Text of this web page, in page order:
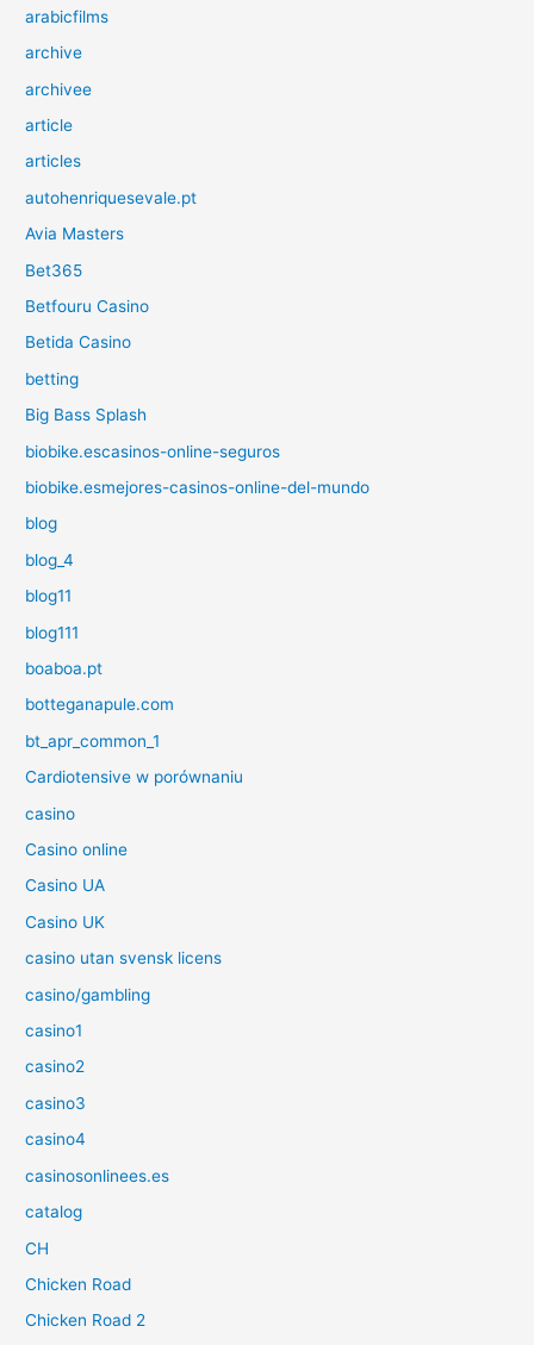
arabicfilms
archive
archivee
article
articles
autohenriquesevale.pt
Avia Masters
Bet365
Betfouru Casino
Betida Casino
betting
Big Bass Splash
biobike.escasinos-online-seguros
biobike.esmejores-casinos-online-del-mundo
blog
blog_4
blog11
blog111
boaboa.pt
botteganapule.com
bt_apr_common_1
Cardiotensive w porównaniu
casino
Casino online
Casino UA
Casino UK
casino utan svensk licens
casino/gambling
casino1
casino2
casino3
casino4
casinosonlinees.es
catalog
CH
Chicken Road
Chicken Road 2